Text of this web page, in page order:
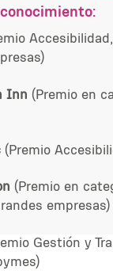
)
Inn (Premio en
(Premio
(Premio en
empresas)
Gestión y